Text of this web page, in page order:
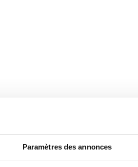
Paramètres des annonces